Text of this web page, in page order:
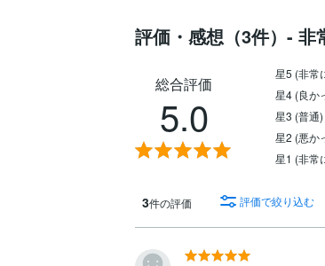
評価・感想（3件）- 非
総合評価
5.0
星5 (非常
星4 (良か
星3 (普通)
星2 (悪か
星1 (非常
3件の評価 評価で絞り込む